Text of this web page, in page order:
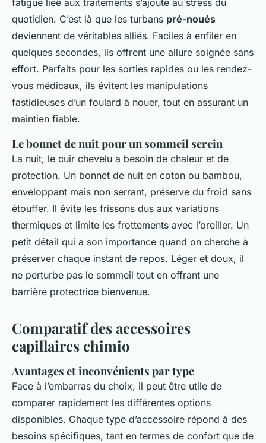
fatigue liée aux traitements s’ajoute au stress du
quotidien. C’est là que les turbans pré-noués
deviennent de véritables alliés. Faciles à enfiler en
quelques secondes, ils offrent une allure soignée sans
effort. Parfaits pour les sorties rapides ou les rendez-
vous médicaux, ils évitent les manipulations
fastidieuses d’un foulard à nouer, tout en assurant un
maintien fiable.
Le bonnet de nuit pour un sommeil serein
La nuit, le cuir chevelu a besoin de chaleur et de
protection. Un bonnet de nuit en coton ou bambou,
enveloppant mais non serrant, préserve du froid sans
étouffer. Il évite les frissons dus aux variations
thermiques et limite les frottements avec l’oreiller. Un
petit détail qui a son importance quand on cherche à
préserver chaque instant de repos. Léger et doux, il
ne perturbe pas le sommeil tout en offrant une
barrière protectrice bienvenue.
Comparatif des accessoires
capillaires chimio
Avantages et inconvénients par type
Face à l’embarras du choix, il peut être utile de
comparer rapidement les différentes options
disponibles. Chaque type d’accessoire répond à des
besoins spécifiques, tant en termes de confort que de